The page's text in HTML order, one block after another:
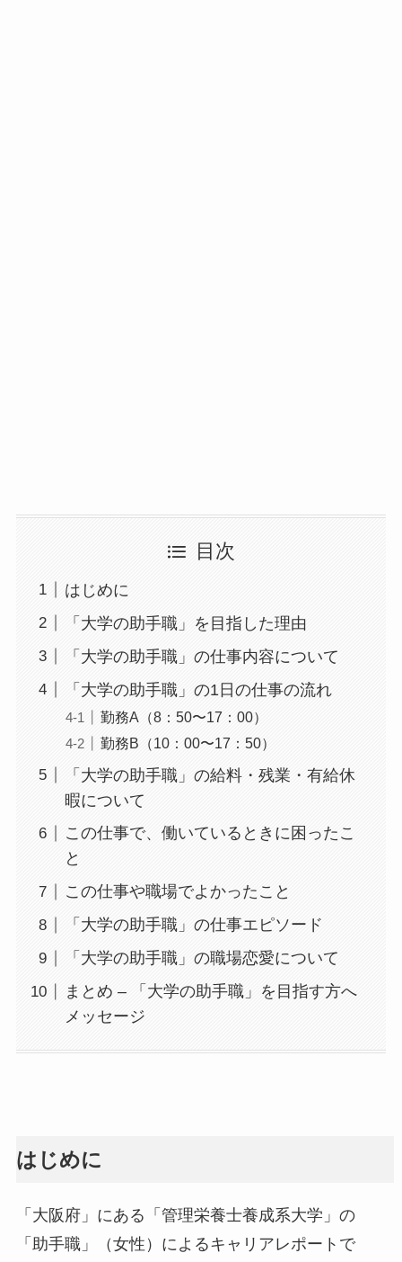
目次
はじめに
「大学の助手職」を目指した理由
「大学の助手職」の仕事内容について
「大学の助手職」の1日の仕事の流れ
勤務A（8：50〜17：00）
勤務B（10：00〜17：50）
「大学の助手職」の給料・残業・有給休
暇について
この仕事で、働いているときに困ったこ
と
この仕事や職場でよかったこと
「大学の助手職」の仕事エピソード
「大学の助手職」の職場恋愛について
まとめ – 「大学の助手職」を目指す方へ
メッセージ
はじめに
「大阪府」にある「管理栄養士養成系大学」の
「助手職」（女性）によるキャリアレポートで